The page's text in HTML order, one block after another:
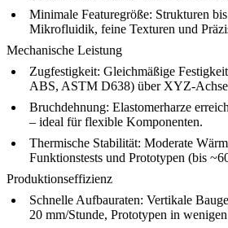
Minimale Featuregröße: Strukturen
Mikrofluidik, feine Texturen und
Mechanische Leistung
Zugfestigkeit: Gleichmäßige
ABS, ASTM D638) über XYZ-
Bruchdehnung: Elastomerharze
– ideal für flexible Komponenten.
Thermische Stabilität: Moderate
Funktionstests und Prototypen (bis
Produktionseffizienz
Schnelle Aufbauraten: Vertikale
20 mm/Stunde, Prototypen in